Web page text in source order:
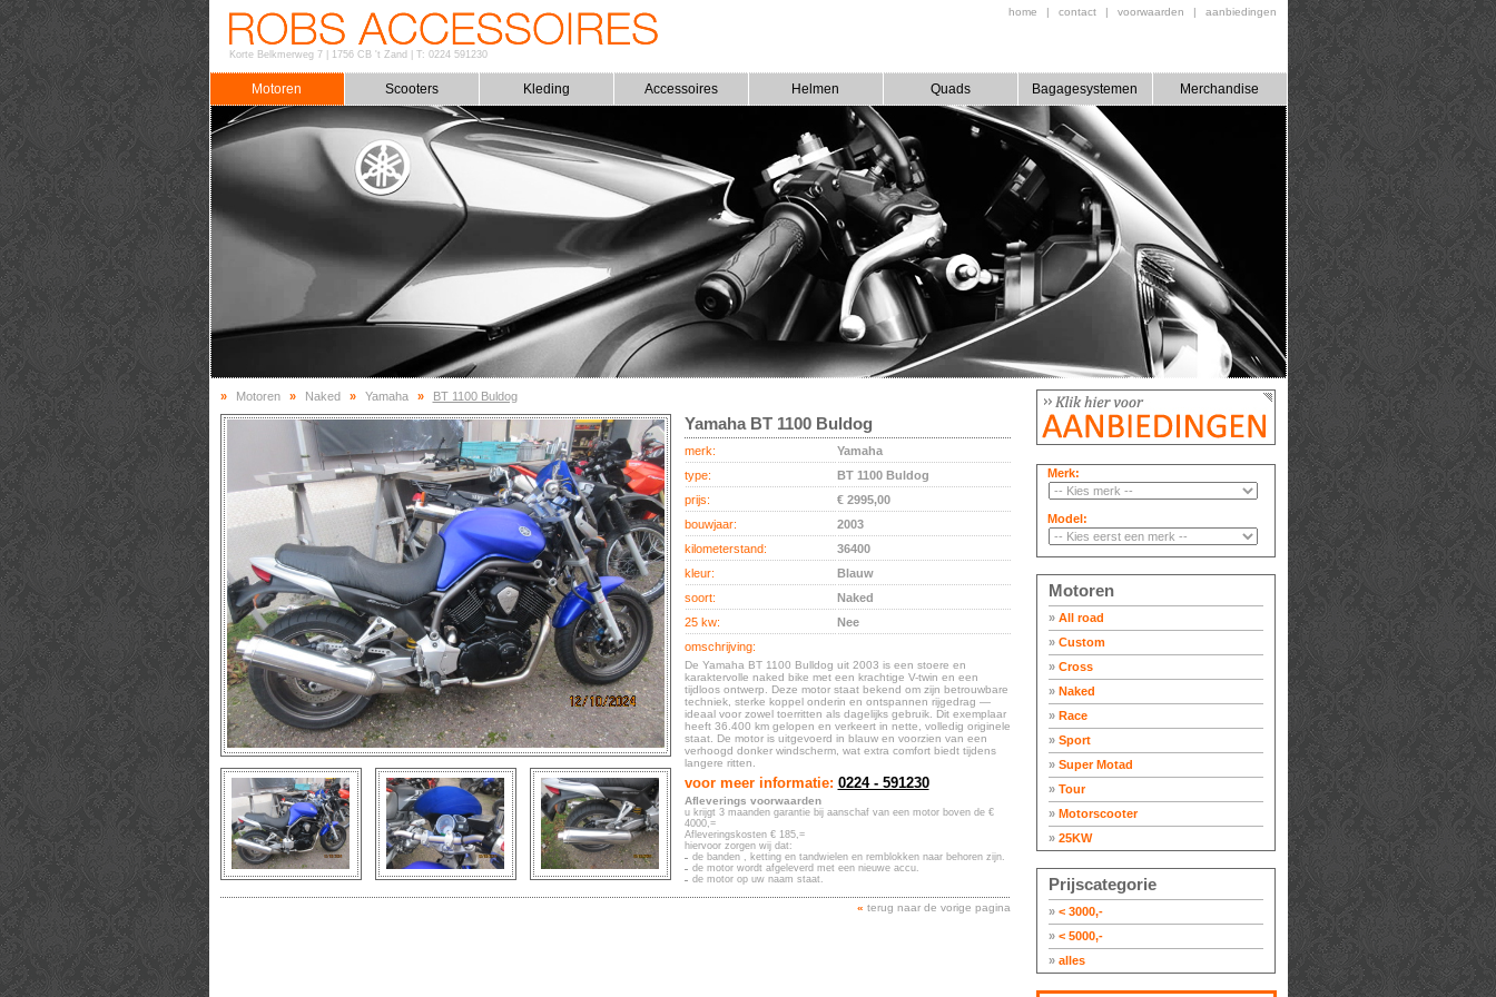
Korte Belkmerweg 7| 1756 CB 't Zand T: 0224 591230
home | contact | voorwaarden | aanbiedingen
Motoren Scooters Kleding Accessoires Helmen Quads Bagagesystemen Merchandise
Merk:
Model:
Motoren
» All road
» Custom
» Cross
» Naked
» Race
» Sport
» Super Motad
» Tour
» Motorscooter
» 25KW
Prijscategorie
» < 3000,-
» < 5000,-
» alles
» Motoren » Naked » Yamaha » BT 1100 Buldog
Yamaha BT 1100 Buldog
merk:
Yamaha
type:
BT 1100 Buldog
prijs:
€ 2995,00
bouwjaar:
2003
kilometerstand:
36400
kleur:
Blauw
soort:
Naked
25 kw:
Nee
omschrijving:
De Yamaha BT 1100 Bulldog uit 2003 is een stoere en
karaktervolle naked bike met een krachtige V-twin en een
tijdloos ontwerp. Deze motor staat bekend om zijn betrouwbare
techniek, sterke koppel onderin en ontspannen rijgedrag —
ideaal voor zowel toerritten als dagelijks gebruik. Dit exemplaar
heeft 36.400 km gelopen en verkeert in nette, volledig originele
staat. De motor is uitgevoerd in blauw en voorzien van een
verhoogd donker windscherm, wat extra comfort biedt tijdens
langere ritten.
voor meer informatie: 0224 - 591230
Afleverings voorwaarden
u krijgt 3 maanden garantie bij aanschaf van een motor boven de €
4000,=
Afleveringskosten € 185,=
hiervoor zorgen wij dat:
de banden , ketting en tandwielen en remblokken naar behoren zijn.
de motor wordt afgeleverd met een nieuwe accu.
de motor op uw naam staat.
« terug naar de vorige pagina